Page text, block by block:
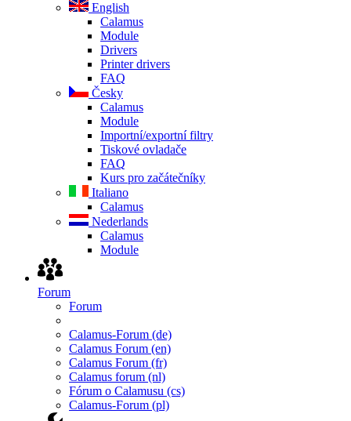
English
Calamus
Module
Drivers
Printer drivers
FAQ
Česky
Calamus
Module
Importní/exportní filtry
Tiskové ovladače
FAQ
Kurs pro začátečníky
Italiano
Calamus
Nederlands
Calamus
Module
Forum
Forum
Calamus-Forum (de)
Calamus Forum (en)
Calamus Forum (fr)
Calamus forum (nl)
Fórum o Calamusu (cs)
Calamus-Forum (pl)